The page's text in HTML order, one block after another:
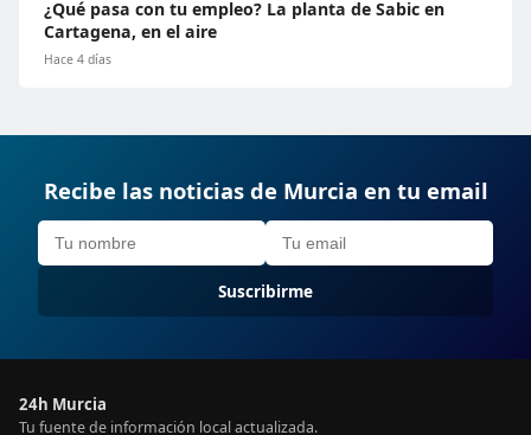
¿Qué pasa con tu empleo? La planta de Sabic en
Cartagena, en el aire
Hace 4 días
Recibe las noticias de Murcia en tu email
Suscribirme
24h Murcia
Tu fuente de información local actualizada.